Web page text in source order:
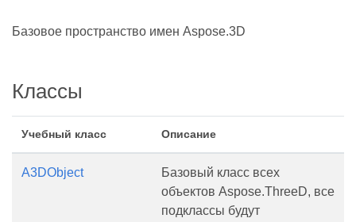
Базовое пространство имен Aspose.3D
Классы
Учебный класс Описание
A3DObject
Базовый класс всех
объектов Aspose.ThreeD, все
подклассы будут